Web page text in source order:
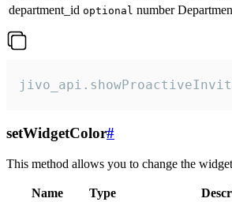
department_id optional number
setWidgetColor#
This method allows you to change the
Name Type